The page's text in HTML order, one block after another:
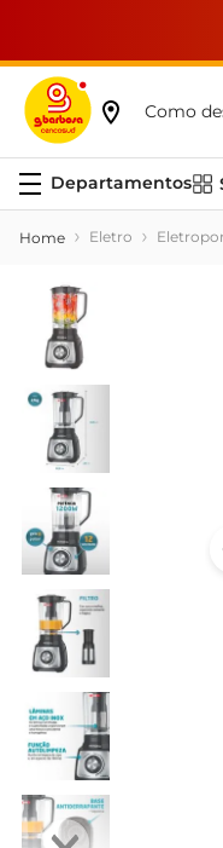
Como
Eletro